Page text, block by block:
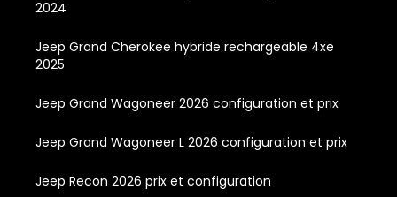
2024
Jeep Grand Cherokee hybride rechargeable 4xe
2025
Jeep Grand Wagoneer 2026 configuration et prix
Jeep Grand Wagoneer L 2026 configuration et prix
Jeep Recon 2026 prix et configuration